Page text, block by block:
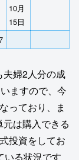
10月
15日
夫婦2人分の成
ますので、今
っており、ま
は購入できる
投資をしてお
いる状況です